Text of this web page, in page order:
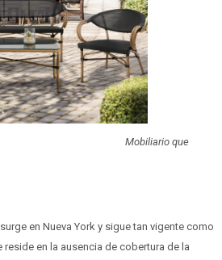
Mobiliario que
en Nueva York y sigue tan vigente como
en la ausencia de cobertura de la